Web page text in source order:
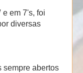
e em 7's, foi
diversas
sempre abertos